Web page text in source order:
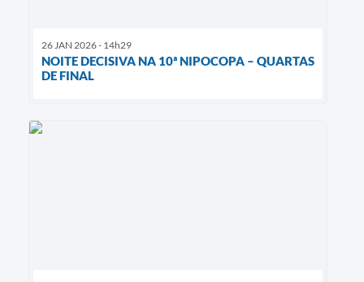
26 JAN 2026 - 14h29
NOITE DECISIVA NA 10ª NIPOCOPA – QUARTAS
DE FINAL